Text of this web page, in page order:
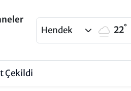
Hendek 22°
Çekildi